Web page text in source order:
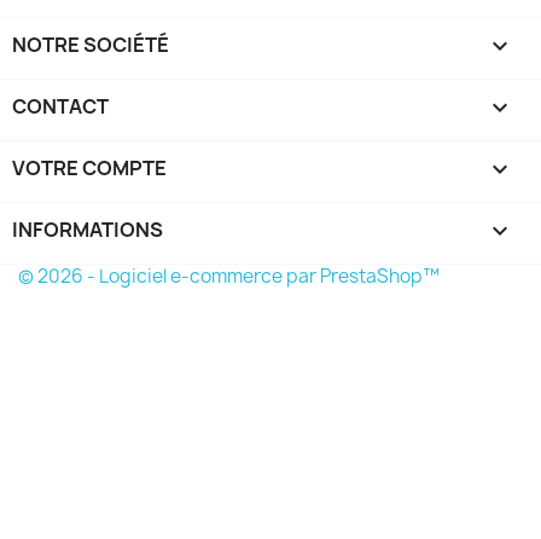
NOTRE SOCIÉTÉ 
CONTACT 
VOTRE COMPTE 
INFORMATIONS keyboard_arrow_down
© 2026 - Logiciel e-commerce par PrestaShop™